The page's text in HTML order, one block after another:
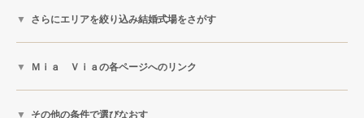
さらにエリアを絞り込み結婚式場をさがす
Ｍｉａ Ｖｉａの各ページへのリンク
その他の条件で選びなおす